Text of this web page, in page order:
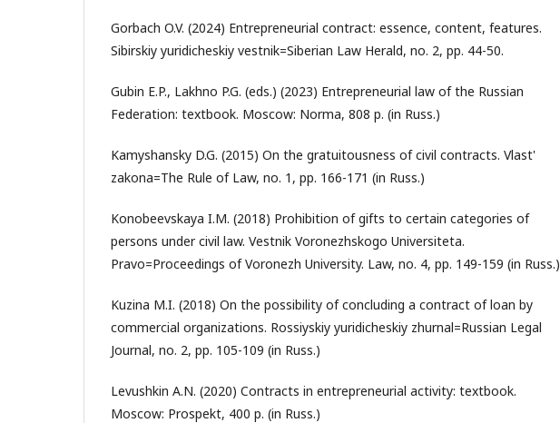
Gorbach O.V. (2024) Entrepreneurial contract: essence, content, features.
Sibirskiy yuridicheskiy vestnik=Siberian Law Herald, no. 2, pp. 44-50.
Gubin E.P., Lakhno P.G. (eds.) (2023) Entrepreneurial law of the Russian
Federation: textbook. Moscow: Norma, 808 p. (in Russ.)
Kamyshansky D.G. (2015) On the gratuitousness of civil contracts. Vlast'
zakona=The Rule of Law, no. 1, pp. 166-171 (in Russ.)
Konobeevskaya I.M. (2018) Prohibition of gifts to certain categories of
persons under civil law. Vestnik Voronezhskogo Universiteta.
Pravo=Proceedings of Voronezh University. Law, no. 4, pp. 149-159 (in Russ.)
Kuzina M.I. (2018) On the possibility of concluding a contract of loan by
commercial organizations. Rossiyskiy yuridicheskiy zhurnal=Russian Legal
Journal, no. 2, pp. 105-109 (in Russ.)
Levushkin A.N. (2020) Contracts in entrepreneurial activity: textbook.
Moscow: Prospekt, 400 p. (in Russ.)